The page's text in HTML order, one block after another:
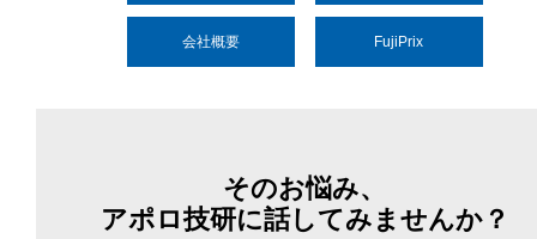
会社概要 FujiPrix
そのお悩み、
アポロ技研に話してみませんか？